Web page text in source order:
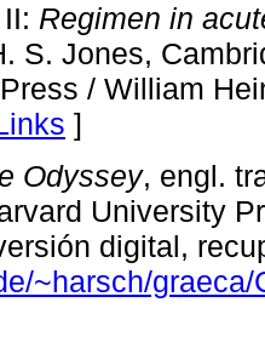
Regimen in
S. Jones,
/ William
]
Odyssey, engl.
University
digital,
~harsch/